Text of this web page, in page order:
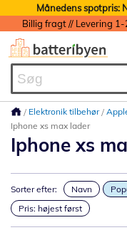
Månedens spotpris:
Elektronik tilbehør
Iphone xs max lader
Iphone xs
Sorter efter: Navn
Pris: højest først